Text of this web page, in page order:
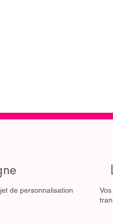
de personnalisation